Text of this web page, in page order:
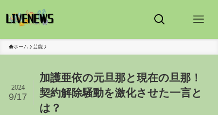
ホーム 芸能
加護亜依の元旦那と現在の旦那！
契約解除騒動を激化させた一言と
は？
2024
9/17